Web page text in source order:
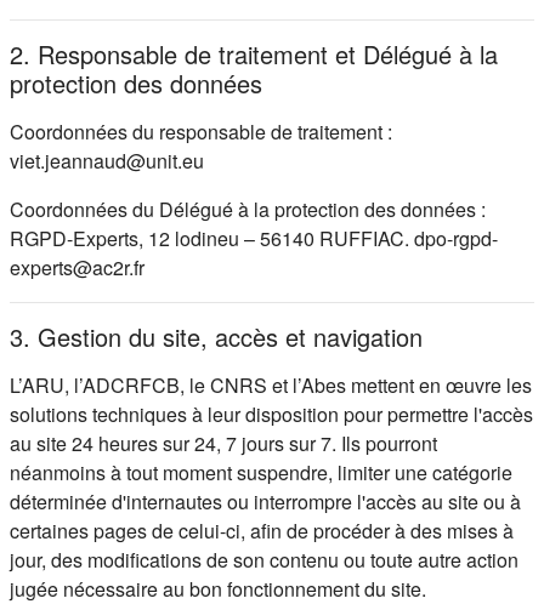
2. Responsable de traitement et Délégué à la
protection des données
Coordonnées du responsable de traitement :
viet.jeannaud@unit.eu
Coordonnées du Délégué à la protection des données :
RGPD-Experts, 12 lodineu – 56140 RUFFIAC. dpo-rgpd-
experts@ac2r.fr
3. Gestion du site, accès et navigation
L’ARU, l’ADCRFCB, le CNRS et l’Abes mettent en œuvre les
solutions techniques à leur disposition pour permettre l'accès
au site 24 heures sur 24, 7 jours sur 7. Ils pourront
néanmoins à tout moment suspendre, limiter une catégorie
déterminée d'internautes ou interrompre l'accès au site ou à
certaines pages de celui-ci, afin de procéder à des mises à
jour, des modifications de son contenu ou toute autre action
jugée nécessaire au bon fonctionnement du site.